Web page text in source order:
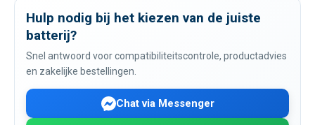
Hulp nodig bij het kiezen van de juiste
batterij?
Snel antwoord voor compatibiliteitscontrole, productadvies
en zakelijke bestellingen.
Chat via Messenger